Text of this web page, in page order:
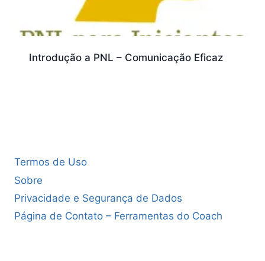
Introdução a PNL – Comunicação Eficaz
Termos de Uso
Sobre
Privacidade e Segurança de Dados
Página de Contato – Ferramentas do Coach